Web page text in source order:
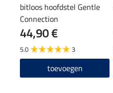
bitloos hoofdstel Gentle
Connection
44,90 €
5.0 3
toevoegen